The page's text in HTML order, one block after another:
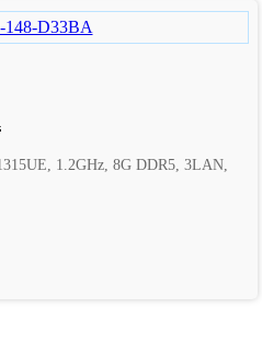
1.2GHz, 8G DDR5, 3LAN,